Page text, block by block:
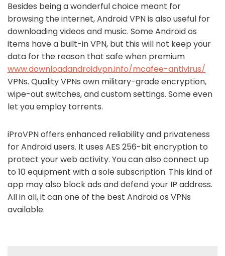
Besides being a wonderful choice meant for
browsing the internet, Android VPN is also useful for
downloading videos and music. Some Android os
items have a built-in VPN, but this will not keep your
data for the reason that safe when premium
www.downloadandroidvpn.info/mcafee-antivirus/
VPNs. Quality VPNs own military-grade encryption,
wipe-out switches, and custom settings. Some even
let you employ torrents.
iProVPN offers enhanced reliability and privateness
for Android users. It uses AES 256-bit encryption to
protect your web activity. You can also connect up
to 10 equipment with a sole subscription. This kind of
app may also block ads and defend your IP address.
All in all, it can one of the best Android os VPNs
available.